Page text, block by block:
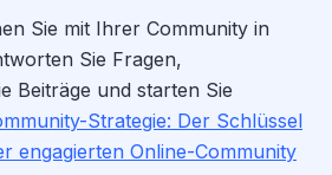
Sie mit Ihrer Community in
Sie Fragen,
Beiträge und starten Sie
Strategie: Der Schlüssel
engagierten Online-Community